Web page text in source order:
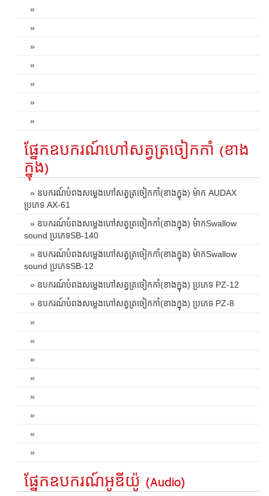
»
»
»
»
»
»
»
ផ្នែកឧបករណ៍ហៅសត្វត្រចៀកកាំ (ខាង
ក្នុង)
» ឧបករណ៍បំពងសម្លេងហៅសត្វត្រចៀកកាំ(ខាងក្នុង) ម៉ាក AUDAX
ប្រភេទ AX-61
» ឧបករណ៍បំពងសម្លេងហៅសត្វត្រចៀកកាំ(ខាងក្នុង) ម៉ាកSwallow
sound ប្រភេទSB-140
» ឧបករណ៍បំពងសម្លេងហៅសត្វត្រចៀកកាំ(ខាងក្នុង) ម៉ាកSwallow
sound ប្រភេទSB-12
» ឧបករណ៍បំពងសម្លេងហៅសត្វត្រចៀកកាំ(ខាងក្នុង) ប្រភេទ PZ-12
» ឧបករណ៍បំពងសម្លេងហៅសត្វត្រចៀកកាំ(ខាងក្នុង) ប្រភេទ PZ-8
»
»
»
»
»
»
»
»
ផ្នែកឧបករណ៍អូឌីយ៉ូ (Audio)